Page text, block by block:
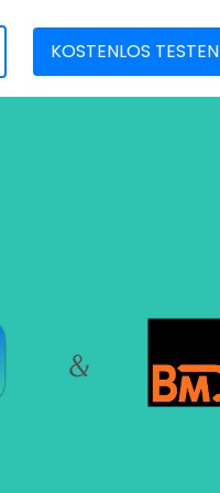
KOSTENLOS TESTEN